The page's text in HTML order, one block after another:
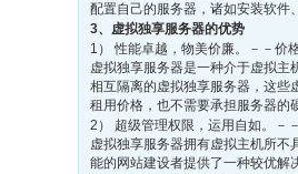
配置自己的服务器，诸如安装软件
3、虚拟独享服务器的优势
1） 性能卓越，物美价廉。－－价
虚拟独享服务器是一种介于虚拟
相互隔离的虚拟独享服务器，这些
租用价格，也不需要承担服务器的
2） 超级管理权限，运用自如。－
虚拟独享服务器拥有虚拟主机所
能的网站建设者提供了一种较优解